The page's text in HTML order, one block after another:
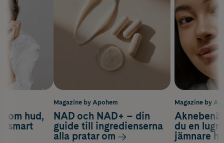
Magazine by
du en
jämnare
om hud,
smart
Magazine by Apohem
NAD och NAD+ – din
guide till ingredienserna
alla pratar om